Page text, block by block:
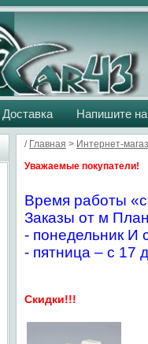
Напишите
/ Главная > Интернет-
Уважаемые покупатели!
Время работы
Заказы от м
- понедельник И
- пятница – с 17
Скидки!!!